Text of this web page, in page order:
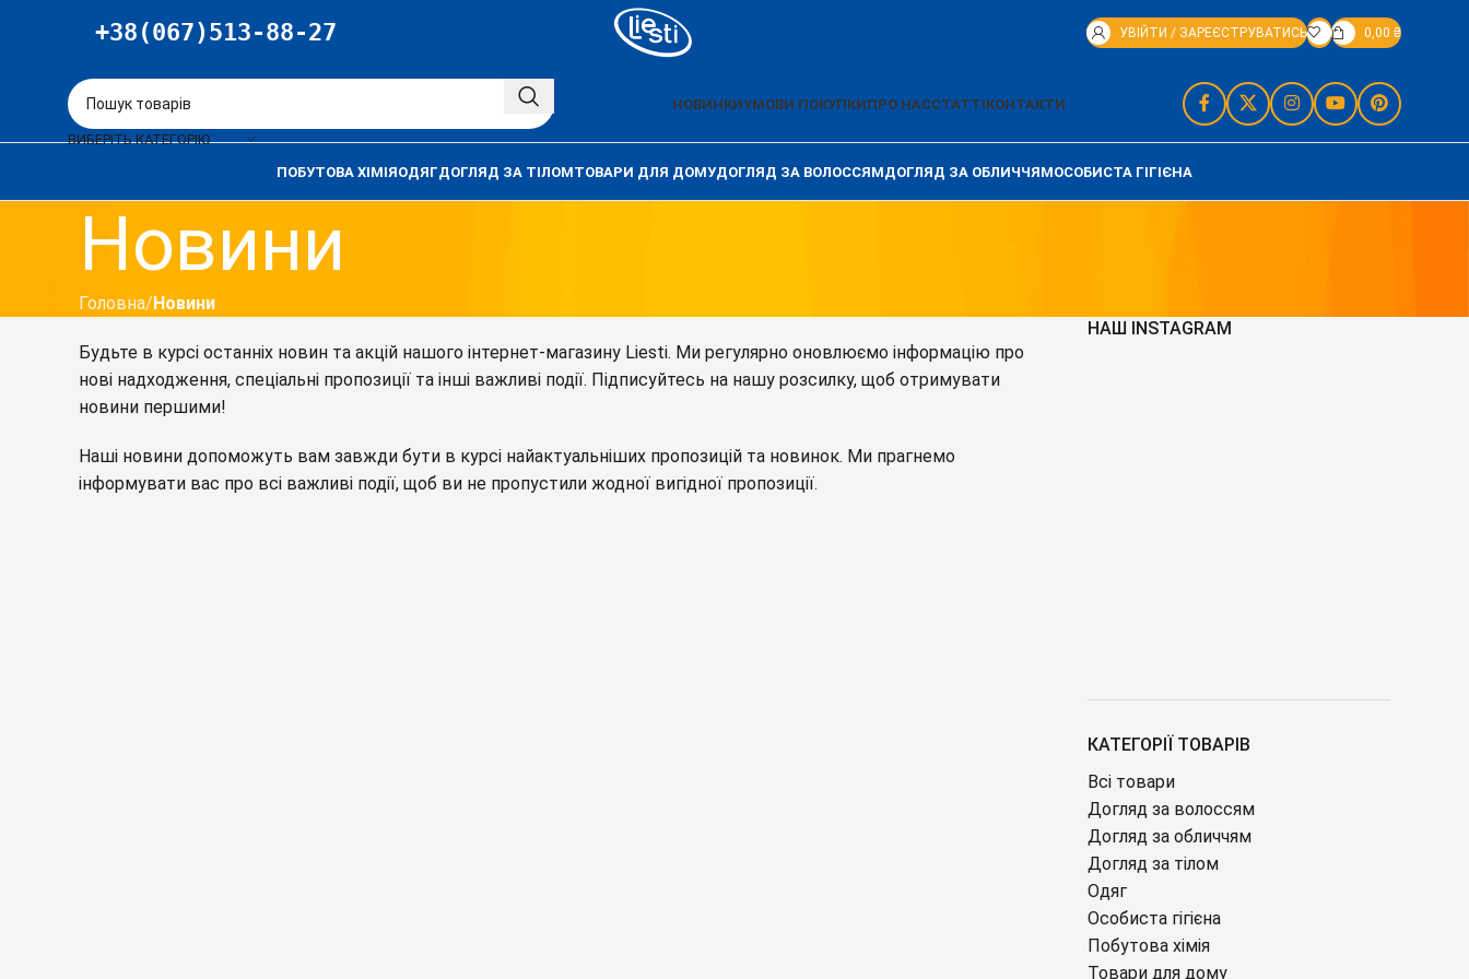
+38(067)513-88-27 УВІЙТИ / ЗАРЕЄСТРУВАТИСЬ 0,00 ₴
ВИБЕРІТЬ КАТЕГОРІЮ
НОВИНКИУМОВИ ПОКУПКИПРО НАССТАТТІКОНТАКТИ
ПОБУТОВА ХІМІЯОДЯГДОГЛЯД ЗА ТІЛОМТОВАРИ ДЛЯ ДОМУДОГЛЯД ЗА ВОЛОССЯМДОГЛЯД ЗА ОБЛИЧЧЯМОСОБИСТА ГІГІЄНА
Новини
Головна Новини
Будьте в курсі останніх новин та акцій нашого інтернет-магазину Liesti. Ми регулярно оновлюємо інформацію про
нові надходження, спеціальні пропозиції та інші важливі події. Підписуйтесь на нашу розсилку, щоб отримувати
новини першими!
Наші новини допоможуть вам завжди бути в курсі найактуальніших пропозицій та новинок. Ми прагнемо
інформувати вас про всі важливі події, щоб ви не пропустили жодної вигідної пропозиції.
НАШ INSTAGRAM
КАТЕГОРІЇ ТОВАРІВ
Всі товари
Догляд за волоссям
Догляд за обличчям
Догляд за тілом
Одяг
Особиста гігієна
Побутова хімія
Товари для дому